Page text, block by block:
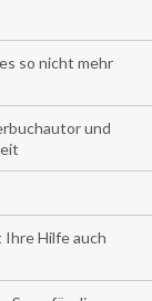
so nicht mehr
und
Hilfe auch